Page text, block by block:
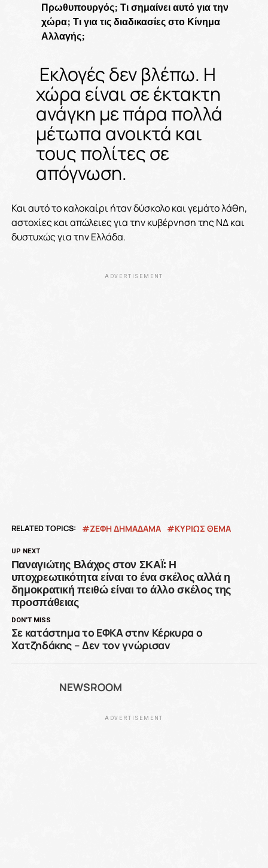
Πρωθυπουργός; Τι σημαίνει αυτό για την
χώρα; Τι για τις διαδικασίες στο Κίνημα
Αλλαγής;
Εκλογές δεν βλέπω. Η
χώρα είναι σε έκτακτη
ανάγκη με πάρα πολλά
μέτωπα ανοικτά και
τους πολίτες σε
απόγνωση.
Και αυτό το καλοκαίρι ήταν δύσκολο και γεμάτο λάθη,
αστοχίες και απώλειες για την κυβέρνηση της ΝΔ και
δυστυχώς για την Ελλάδα.
ADVERTISEMENT
RELATED TOPICS: ΖΕΦΗ ΔΗΜΑΔΑΜΑ ΚΥΡΙΩΣ ΘΕΜΑ
UP NEXT
Παναγιώτης Βλάχος στον ΣΚΑΪ: Η
υποχρεωτικότητα είναι το ένα σκέλος αλλά η
δημοκρατική πειθώ είναι το άλλο σκέλος της
προσπάθειας
DON'T MISS
Σε κατάστημα το ΕΦΚΑ στην Κέρκυρα ο
Χατζηδάκης – Δεν τον γνώρισαν
NEWSROOM
ADVERTISEMENT